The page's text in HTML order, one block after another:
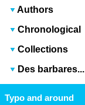
Authors
Chronological
Collections
Des barbares...
Typo and around